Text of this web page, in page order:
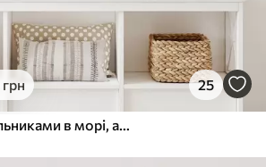
грн 25
Абстракція з вітрильниками в морі, акриловий стиль, захід сонця